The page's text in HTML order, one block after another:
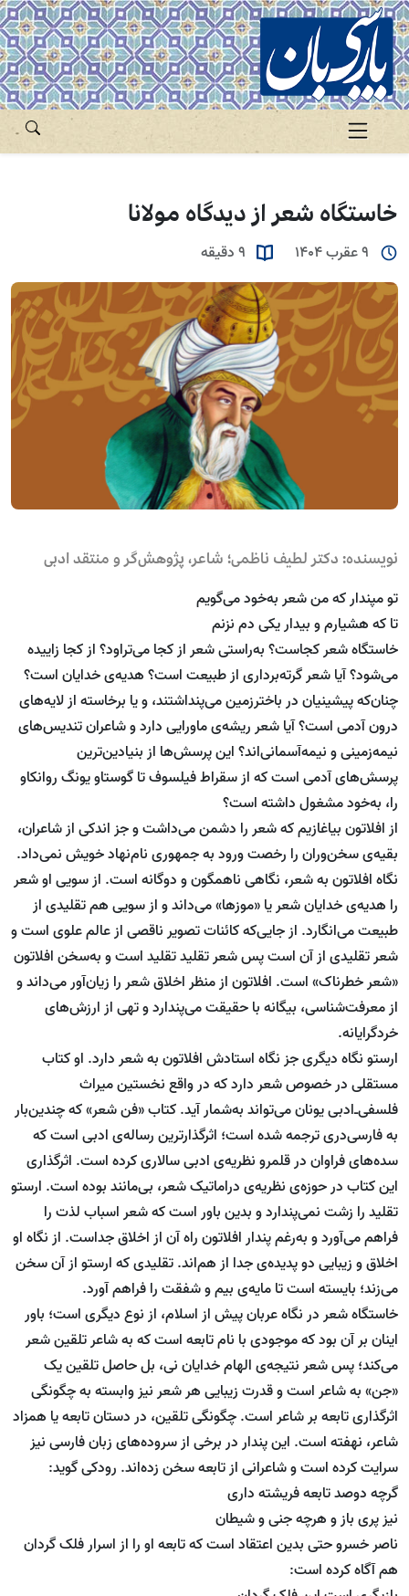
خاستگاه شعر از دیدگاه مولانا
9 عقرب 1404 9 دقیقه
نویسنده: دکتر لطیف ناظمی؛ شاعر، پژوهش‌گر و منتقد ادبی
تو مپندار که من شعر به‌خود می‌گویم
تا که هشیارم و بیدار یکی دم نزنم
خاستگاه شعر کجاست؟‌ به‌راستی شعر از کجا می‌تراود؟‌ از کجا زاییده
می‌شود؟ آیا شعر گرته‌برداری از طبیعت است؟‌ هدیه‌ی خدایان است؟
چنان‌که پیشینیان در باخترزمین می‌پنداشتند، و یا برخاسته از لایه‌های
درون آدمی است‌؟ آیا شعر ریشه‌ی ماورایی دارد و شاعران تندیس‌های
نیمه‌زمینی و نیمه‌آسمانی‌اند؟ این پرسش‌ها از بنیادین‌ترین
پرسش‌های آدمی ‌است که از سقراط فیلسوف تا گوستاو یونگ روانکاو
را، به‌خود مشغول داشته است؟
از افلاتون بیاغازیم که شعر را دشمن می‌داشت و جز اندکی از شاعران،‌
بقیه‌ی سخن‌وران را رخصت ورود به جمهوری نام‌نهاد خویش نمی‌داد.
نگاه افلاتون به شعر، نگاهی ناهمگون و دوگانه است. از سویی او شعر
را هدیه‌ی خدایان شعر یا «موزها» می‌داند و از سویی هم تقلیدی از
طبیعت می‌انگارد. از جایی‌که کائنات تصویر ناقصی از عالم علوی است و
شعر تقلیدی از آن است پس شعر تقلید تقلید است و به‌سخن افلاتون
«شعر خطرناک» است. افلاتون از منظر اخلاق شعر را زیان‌آور می‌داند و
از معرفت‌شناسی، بیگانه با حقیقت می‌پندارد و تهی از ارزش‌های
خردگرایانه.
ارستو نگاه دیگری جز نگاه استادش افلاتون به شعر دارد. او کتاب
مستقلی در خصوص شعر دارد که در واقع نخستین میراث
فلسفی‌ـ‌ادبی‌ یونان می‌تواند به‌شمار آید. کتاب «فن شعر» که چندین‌بار
به فارسی‌دری ترجمه شده است؛ اثرگذارترین رساله‌ی ادبی است که
سده‌های فراوان در قلمرو نظریه‌ی ادبی سالاری کرده است. اثرگذاری
این کتاب در حوزه‌ی نظریه‌ی دراماتیک شعر، بی‌مانند بوده است. ارستو
تقلید را زشت نمی‌پندارد و بدین باور است که شعر اسباب لذت را
فراهم می‌آورد و به‌رغم پندار افلاتون راه آن از اخلاق جداست. از نگاه او
اخلاق و زیبایی دو پدیده‌ی جدا از هم‌اند. تقلیدی که ارستو از آن سخن
می‌زند؛ بایسته است تا مایه‌ی بیم و شفقت را فراهم آورد.
خاستگاه شعر در نگاه عربان پیش از اسلام، ‌از نوع دیگری است؛ باور
اینان بر آن بود که موجودی با نام تابعه است که به شاعر تلقین شعر
می‌کند؛ پس شعر نتیجه‌ی الهام خدایان نی، بل حاصل تلقین یک
«جن» به شاعر است و قدرت زیبایی هر شعر نیز وابسته به چگونگی
اثرگذاری تابعه بر شاعر است. چگونگی تلقین، در دستان تابعه یا همزاد
شاعر، ‌نهفته است. این پندار در برخی از سروده‌های زبان فارسی نیز
سرایت کرده است و شاعرانی از تابعه سخن زده‌اند. رودکی گوید:
گرچه دوصد تابعه فریشته داری
نیز پری باز و هرچه جنی و شیطان
ناصر خسرو حتی بدین اعتقاد است که تابعه او را از اسرار فلک گردان
هم آگاه کرده است: